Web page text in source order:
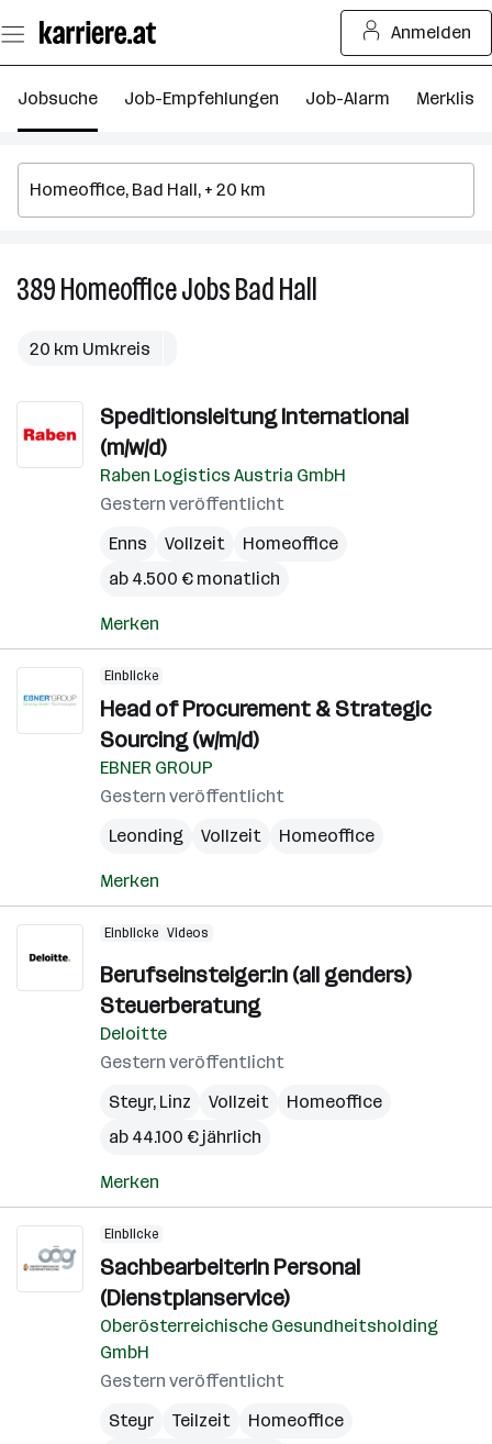
Seiteninhalt
springen
Anmelden
Jobsuche Job-Empfehlungen Job-Alarm Merkliste
389HomeofficeJobsBad Hall
Hall
20 km Umkreis
Speditionsleitung International
(m/w/d)
Raben Logistics Austria GmbH
Gestern veröffentlicht
Enns
Vollzeit
Homeoffice
ab 4.500 € monatlich
Merken
Einblicke
Head of Procurement & Strategic
Sourcing (w/m/d)
EBNER GROUP
Gestern veröffentlicht
Leonding
Vollzeit Homeoffice
Merken
Einblicke Videos
Berufseinsteiger:in (all genders)
Steuerberatung
Deloitte
Gestern veröffentlicht
Steyr, Linz Vollzeit
Homeoffice
ab 44.100 € jährlich
Merken
Einblicke
SachbearbeiterIn Personal
(Dienstplanservice)
Oberösterreichische Gesundheitsholding
GmbH
Gestern veröffentlicht
Steyr
Teilzeit
Homeoffice